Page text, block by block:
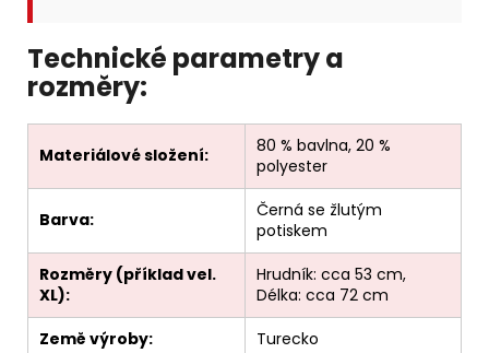
Technické parametry a
rozměry:
Materiálové složení:
80 % bavlna, 20 %
polyester
Barva:
Černá se žlutým
potiskem
Rozměry (příklad vel.
XL):
Hrudník: cca 53 cm,
Délka: cca 72 cm
Země výroby:
Turecko